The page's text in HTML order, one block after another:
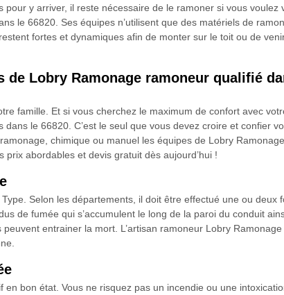
y arriver, il reste nécessaire de le ramoner si vous voulez
le 66820. Ses équipes n’utilisent que des matériels de
fortes et dynamiques afin de monter sur le toit ou de
Lobry Ramonage ramoneur qualifié
famille. Et si vous cherchez le maximum de confort avec
le 66820. C’est le seul que vous devez croire et confier
chimique ou manuel les équipes de Lobry
abordables et devis gratuit dès aujourd’hui !
Selon les départements, il doit être effectué une ou deux
de fumée qui s’accumulent le long de la paroi du conduit
entrainer la mort. L’artisan ramoneur Lobry
bon état. Vous ne risquez pas un incendie ou une